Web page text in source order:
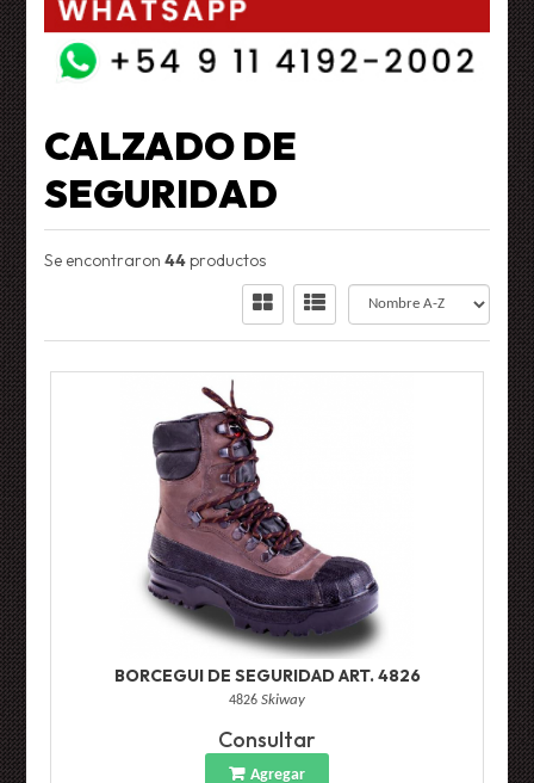
CALZADO DE
SEGURIDAD
Se encontraron44productos
BORCEGUI DE SEGURIDAD ART. 4826
4826 Skiway
Consultar
Agregar